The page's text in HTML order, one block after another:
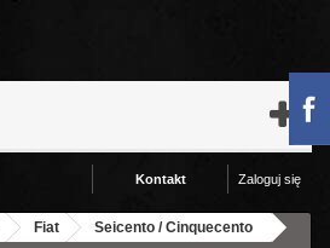
Zaloguj się
Kontakt
Fiat
Seicento / Cinquecento